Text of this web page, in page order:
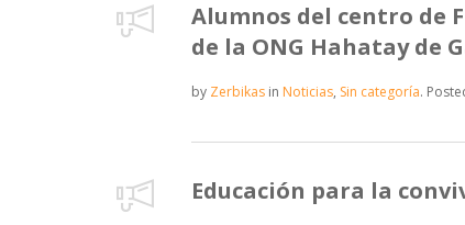
Alumnos del centro de
de la ONG Hahatay de
by Zerbikas in Noticias, Sin categoría.
Educación para la